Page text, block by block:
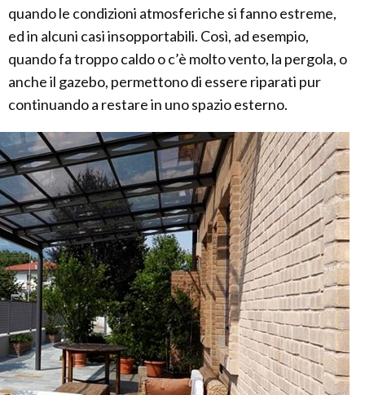
quando le condizioni atmosferiche si fanno estreme,
ed in alcuni casi insopportabili. Così, ad esempio,
quando fa troppo caldo o c’è molto vento, la pergola, o
anche il gazebo, permettono di essere riparati pur
continuando a restare in uno spazio esterno.